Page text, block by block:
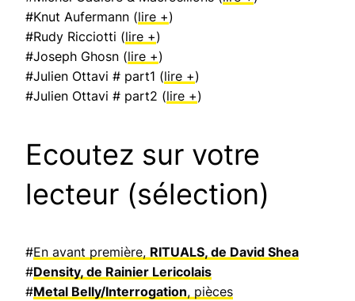
#Knut Aufermann (lire +)
#Rudy Ricciotti (lire +)
#Joseph Ghosn (lire +)
#Julien Ottavi # part1 (lire +)
#Julien Ottavi # part2 (lire +)
Ecoutez sur votre
lecteur (sélection)
#En avant première, RITUALS, de David Shea
#Density, de Rainier Lericolais
#Metal Belly/Interrogation, pièces